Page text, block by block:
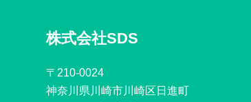
株式会社SDS
〒210-0024
神奈川県川崎市川崎区日進町